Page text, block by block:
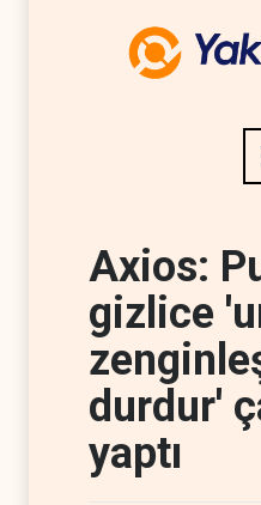
Axios:
gizlice
durdur'
yaptı